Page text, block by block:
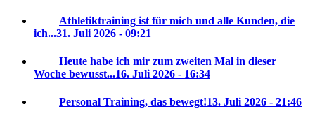
Athletiktraining ist für mich und alle Kunden, die
ich...31. Juli 2026 - 09:21
Heute habe ich mir zum zweiten Mal in dieser
Woche bewusst...16. Juli 2026 - 16:34
Personal Training, das bewegt!13. Juli 2026 - 21:46